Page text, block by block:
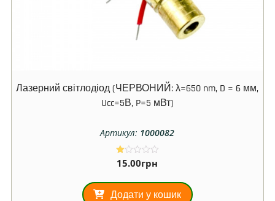
Лазерний світлодіод (ЧЕРВОНИЙ: λ=650 nm, D = 6 мм,
Ucc=5В, P=5 мВт)
Артикул: 1000082
О
ці
но
в
15.00грн
Додати у кошик